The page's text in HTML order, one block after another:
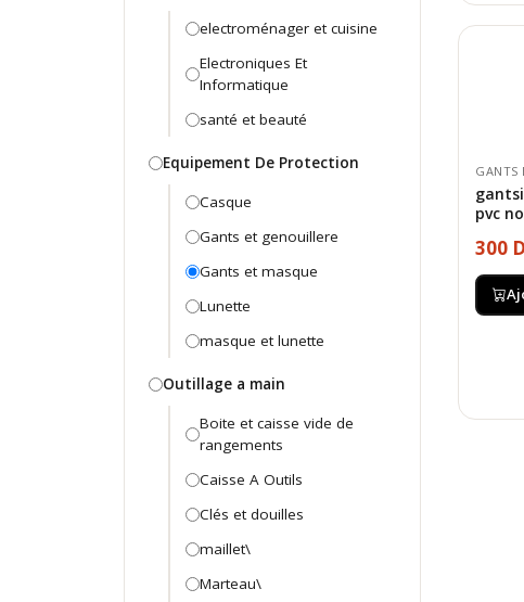
electroménager et cuisine
Electroniques Et
Informatique
santé et beauté
Equipement De Protection
Casque
Gants et genouillere
Gants et masque
Lunette
masque et lunette
Outillage a main
Boite et caisse vide de
rangements
Caisse A Outils
Clés et douilles
maillet\
Marteau\
GANTS
pvc
300